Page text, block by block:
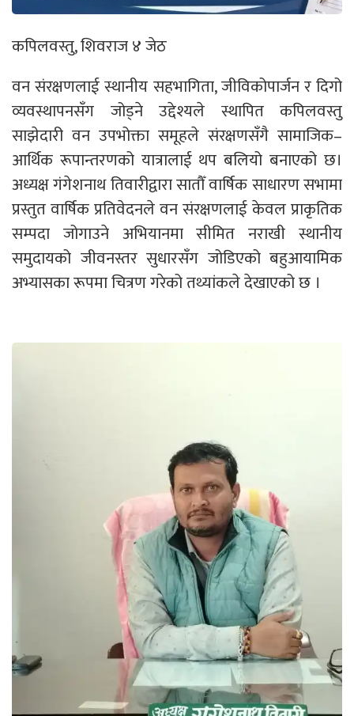
कपिलवस्तु, शिवराज ४ जेठ
वन संरक्षणलाई स्थानीय सहभागिता, जीविकोपार्जन र दिगो
व्यवस्थापनसँग जोड्ने उद्देश्यले स्थापित कपिलवस्तु
साझेदारी वन उपभोक्ता समूहले संरक्षणसँगै सामाजिक–
आर्थिक रूपान्तरणको यात्रालाई थप बलियो बनाएको छ।
अध्यक्ष गंगेशनाथ तिवारीद्वारा सातौँ वार्षिक साधारण सभामा
प्रस्तुत वार्षिक प्रतिवेदनले वन संरक्षणलाई केवल प्राकृतिक
सम्पदा जोगाउने अभियानमा सीमित नराखी स्थानीय
समुदायको जीवनस्तर सुधारसँग जोडिएको बहुआयामिक
अभ्यासका रूपमा चित्रण गरेको तथ्यांकले देखाएको छ ।